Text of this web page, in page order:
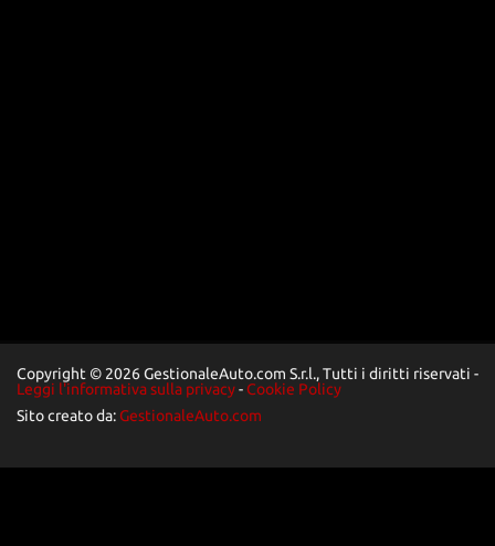
Copyright © 2026 GestionaleAuto.com S.r.l., Tutti i diritti riservati -
Leggi l'informativa sulla privacy-Cookie Policy
Sito creato da:GestionaleAuto.com